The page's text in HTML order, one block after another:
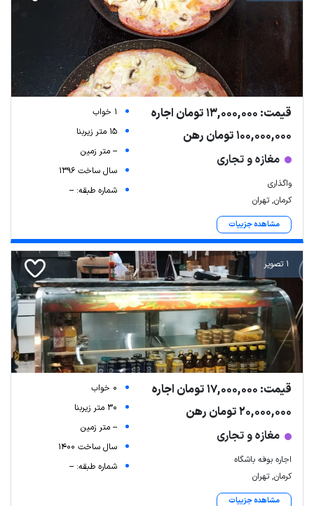
قیمت: 13,000,000 تومان اجاره
100,000,000 تومان رهن
مغازه و تجاری
واگذاری
کرمان, تهران
مشاهده جزییات
1 خواب
15 متر زیربنا
-- متر زمین
سال ساخت 1396
شماره طبقه: --
1 تصویر
قیمت: 17,000,000 تومان اجاره
20,000,000 تومان رهن
مغازه و تجاری
اجاره بوفه باشگاه
کرمان, تهران
مشاهده جزییات
0 خواب
30 متر زیربنا
-- متر زمین
سال ساخت 1400
شماره طبقه: --